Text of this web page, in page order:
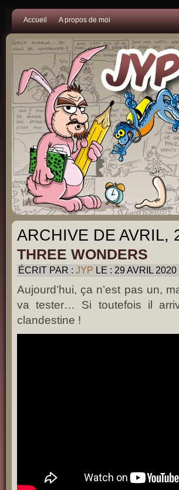
Accueil A propos de moi
ARCHIVE DE AVRIL,
THREE WONDERS
ÉCRIT PAR : JYP LE : 29 AVRIL
Aujourd’hui, ça n’est pas un,
va tester… Si toutefois il
clandestine !